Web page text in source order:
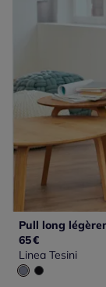
Pull long
65€
Linea Tesini